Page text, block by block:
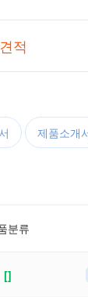
적
제품소개
분류
[]